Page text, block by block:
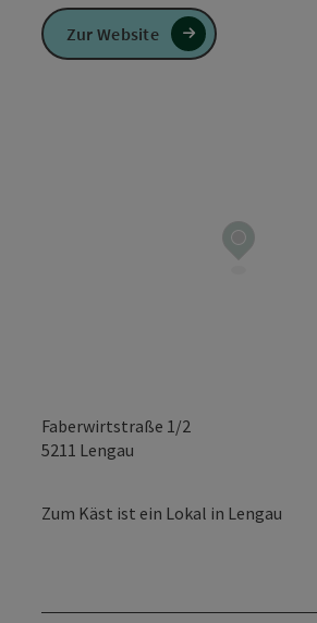
Faberwirtstraße 1/2
5211 Lengau
Zum Käst ist ein Lokal in Lengau
Zur Website